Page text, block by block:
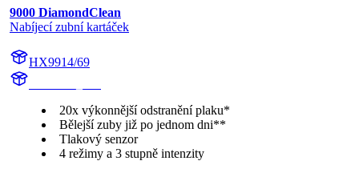
9000 DiamondClean
Nabíjecí zubní kartáček
HX9914/69
20x výkonnější odstranění plaku*
Bělejší zuby již po jednom dni**
Tlakový senzor
4 režimy a 3 stupně intenzity